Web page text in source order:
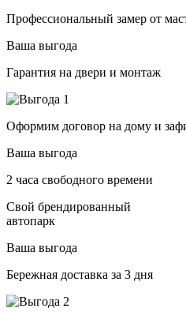
Профессиональный замер от
Ваша выгода
Гарантия на двери и монтаж
Оформим договор на дому и
Ваша выгода
2 часа свободного времени
Свой брендированный
автопарк
Ваша выгода
Бережная доставка за 3 дня